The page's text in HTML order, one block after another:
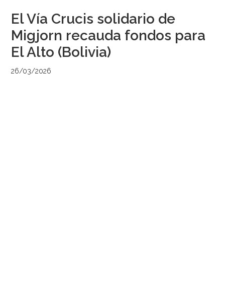
El Vía Crucis solidario de
Migjorn recauda fondos para
El Alto (Bolivia)
26/03/2026